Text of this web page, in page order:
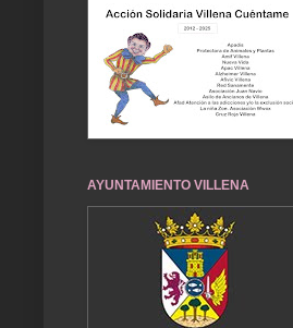
AYUNTAMIENTO VILLENA